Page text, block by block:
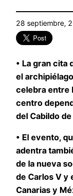
28 septiembre,
• La gran cita
el
celebra entre
centro
del Cabildo
• El evento,
adentra
de la nueva
de Carlos V y
Canarias y